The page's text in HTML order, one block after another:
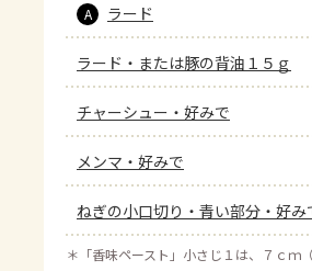
A ラード
ラード・または豚の背油１５ｇ
チャーシュー・好みで
メンマ・好みで
ねぎの小口切り・青い部分・好み
＊ 「香味ペースト」小さじ１は、７ｃｍ